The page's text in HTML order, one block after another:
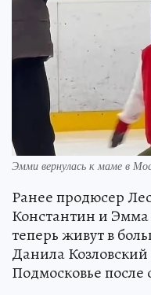
Эмми вернулась к маме в
Ранее продюсер
Константин и
теперь живут в
Данила
Подмосковье после